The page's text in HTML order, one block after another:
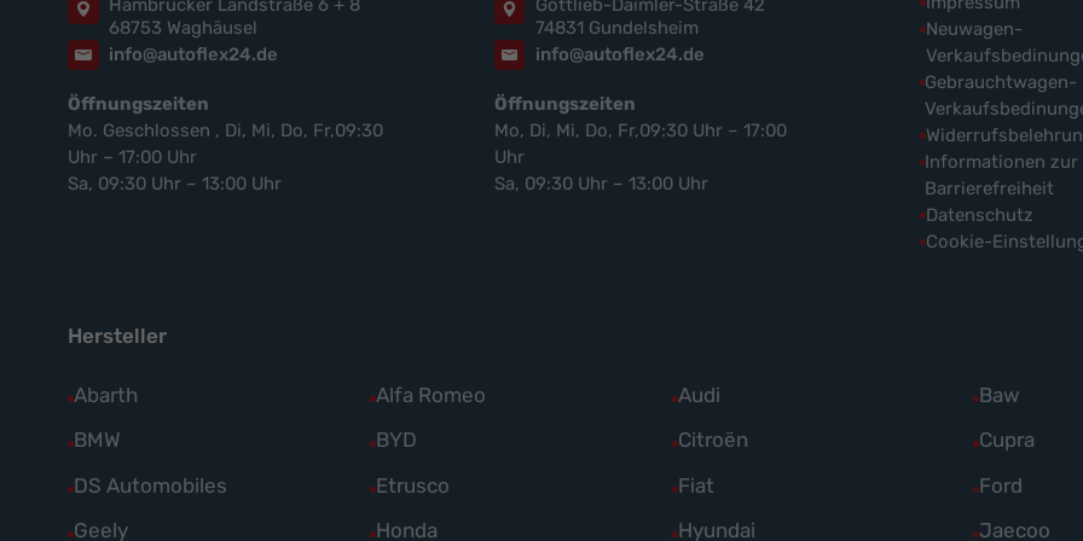
Hambrücker Landstraße 6 + 8
68753 Waghäusel
info@autoflex24.de
Öffnungszeiten
Mo. Geschlossen , Di, Mi, Do, Fr,09:30
Uhr – 17:00 Uhr
Sa, 09:30 Uhr – 13:00 Uhr
Gottlieb-Daimler-Straße 42
74831 Gundelsheim
info@autoflex24.de
Öffnungszeiten
Mo, Di, Mi, Do, Fr,09:30 Uhr – 17:00
Uhr
Sa, 09:30 Uhr – 13:00 Uhr
Neuwagen-
Gebrauchtwagen-
Informationen zur
Barrierefreiheit
Datenschutz
Cookie-
Hersteller
Abarth
Alle
Fahrzeuge
Abarth
anzeigen
Alfa Romeo
Alle
Fahrzeuge
Alfa
Romeo
Audi
Alle
Fahrzeuge
Audi
anzeigen
Baw
Alle
Fahrzeuge
Baw
anzeigen
BMW
Alle
Fahrzeuge
BYD
Alle
Fahrzeuge
Citroën
Alle
Fahrzeuge
Cupra
Alle
Fahrzeuge
DS Automobiles
Alle
Fahrzeuge
Etrusco
Alle
Fahrzeuge
Fiat
Alle
Fahrzeuge
Ford
Alle
Fahrzeuge
Geely
Alle
Honda
Alle
Hyundai
Alle
Jaecoo
Alle